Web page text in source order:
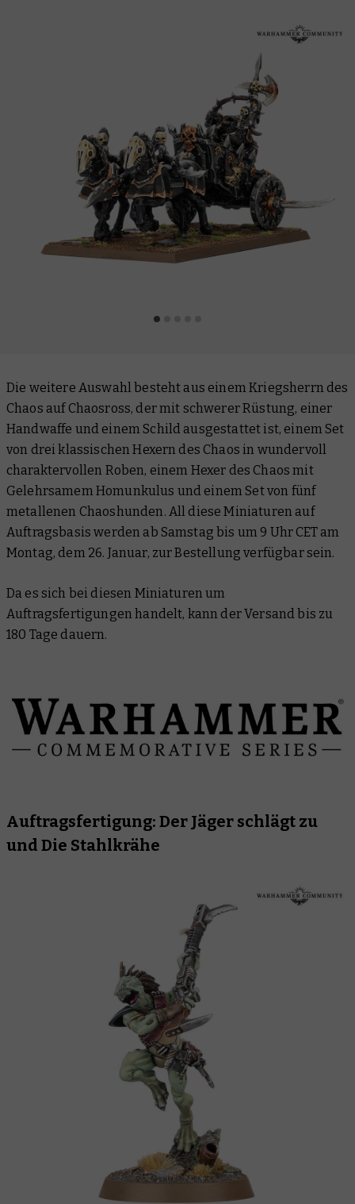
Die weitere Auswahl besteht aus einem Kriegsherrn des
Chaos auf Chaosross, der mit schwerer Rüstung, einer
Handwaffe und einem Schild ausgestattet ist, einem Set
von drei klassischen Hexern des Chaos in wundervoll
charaktervollen Roben, einem Hexer des Chaos mit
Gelehrsamem Homunkulus und einem Set von fünf
metallenen Chaoshunden. All diese Miniaturen auf
Auftragsbasis werden ab Samstag bis um 9 Uhr CET am
Montag, dem 26. Januar, zur Bestellung verfügbar sein.
Da es sich bei diesen Miniaturen um
Auftragsfertigungen handelt, kann der Versand bis zu
180 Tage dauern.
Auftragsfertigung: Der Jäger schlägt zu
und Die Stahlkrähe